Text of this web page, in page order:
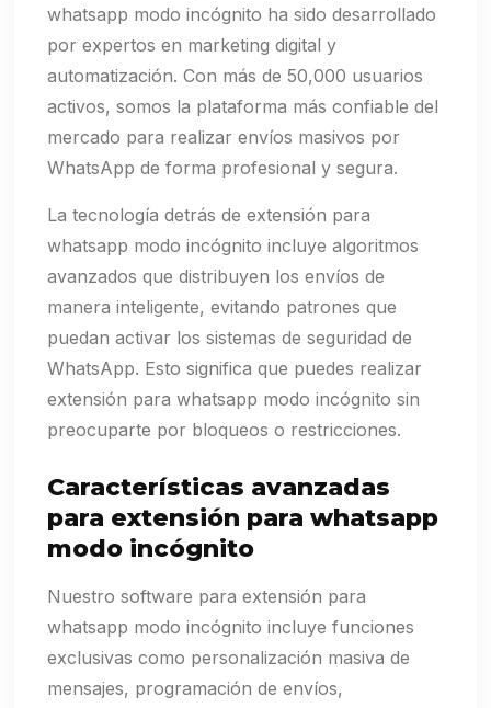
whatsapp modo incógnito ha sido desarrollado
por expertos en marketing digital y
automatización. Con más de 50,000 usuarios
activos, somos la plataforma más confiable del
mercado para realizar envíos masivos por
WhatsApp de forma profesional y segura.
La tecnología detrás de extensión para
whatsapp modo incógnito incluye algoritmos
avanzados que distribuyen los envíos de
manera inteligente, evitando patrones que
puedan activar los sistemas de seguridad de
WhatsApp. Esto significa que puedes realizar
extensión para whatsapp modo incógnito sin
preocuparte por bloqueos o restricciones.
Características avanzadas
para extensión para whatsapp
modo incógnito
Nuestro software para extensión para
whatsapp modo incógnito incluye funciones
exclusivas como personalización masiva de
mensajes, programación de envíos,